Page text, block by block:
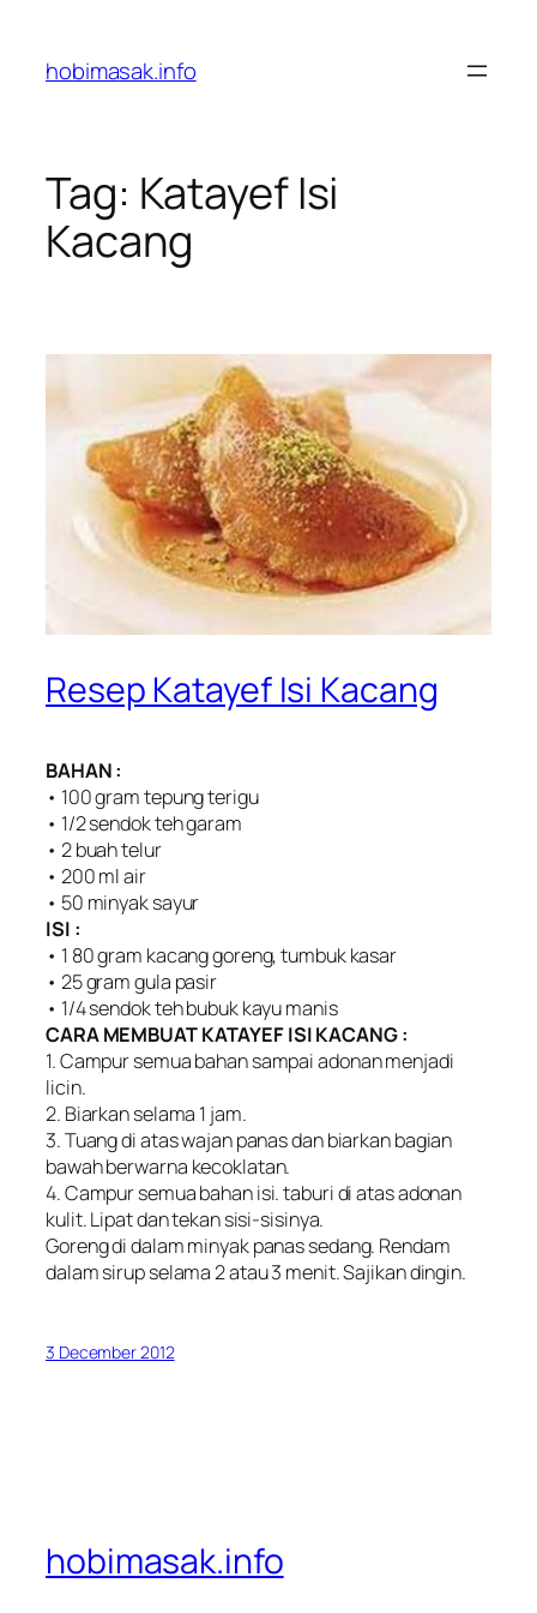
content
hobimasak.info
Tag: Katayef Isi
Kacang
Resep Katayef Isi Kacang
BAHAN :
• 100 gram tepung terigu
• 1/2 sendok teh garam
• 2 buah telur
• 200 ml air
• 50 minyak sayur
ISI :
• 1 80 gram kacang goreng, tumbuk kasar
• 25 gram gula pasir
• 1/4 sendok teh bubuk kayu manis
CARA MEMBUAT KATAYEF ISI KACANG :
1. Campur semua bahan sampai adonan menjadi
licin.
2. Biarkan selama 1 jam.
3. Tuang di atas wajan panas dan biarkan bagian
bawah berwarna kecoklatan.
4. Campur semua bahan isi. taburi di atas adonan
kulit. Lipat dan tekan sisi-sisinya.
Goreng di dalam minyak panas sedang. Rendam
dalam sirup selama 2 atau 3 menit. Sajikan dingin.
3 December 2012
hobimasak.info